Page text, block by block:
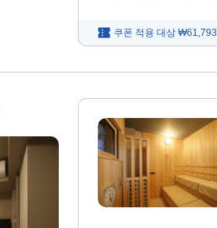
쿠폰 적용 대상 ₩61,793